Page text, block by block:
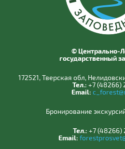
© Центрально-
государственный
172521, Тверская обл,
Тел.: +7 (48266)
Email:
Бронирование
Тел.: +7 (48266)
Email: